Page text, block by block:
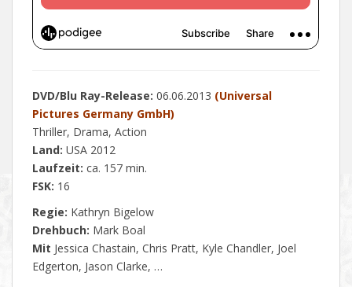
DVD/Blu Ray-Release: 06.06.2013 (Universal
Pictures Germany GmbH)
Thriller, Drama, Action
Land: USA 2012
Laufzeit: ca. 157 min.
FSK: 16
Regie: Kathryn Bigelow
Drehbuch: Mark Boal
Mit Jessica Chastain, Chris Pratt, Kyle Chandler, Joel
Edgerton, Jason Clarke, …